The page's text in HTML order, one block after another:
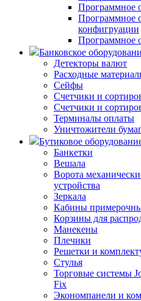
Программное
Программное
конфигруации
Программное
Банковское
Детекторы валют
Расходные
Сейфы
Счетчики и
Счетчики и
Терминалы оплаты
Уничтожители
Бутиковое
Банкетки
Вешала
Ворота
устройства
Зеркала
Кабины
Корзины для
Манекены
Плечики
Решетки и
Стулья
Торговые системы
Fix
Экономпанели и